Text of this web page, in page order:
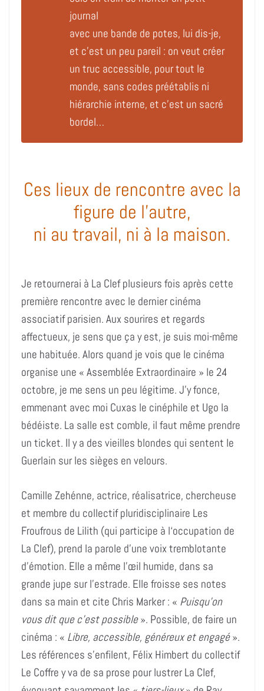
journal
avec une bande de potes, lui dis-je,
et c’est un peu pareil : on veut créer
un truc accessible, pour tout le
monde, sans codes préétablis ni
hiérarchie interne, et c’est un sacré
bordel…
Ces lieux de rencontre avec la
figure de l’autre,
ni au travail, ni à la maison.
Je retournerai à La Clef plusieurs fois après cette
première rencontre avec le dernier cinéma
associatif parisien. Aux sourires et regards
affectueux, je sens que ça y est, je suis moi-même
une habituée. Alors quand je vois que le cinéma
organise une « Assemblée Extraordinaire » le 24
octobre, je me sens un peu légitime. J’y fonce,
emmenant avec moi Cuxas le cinéphile et Ugo la
bédéiste. La salle est comble, il faut même prendre
un ticket. Il y a des vieilles blondes qui sentent le
Guerlain sur les sièges en velours.
Camille Zehénne, actrice, réalisatrice, chercheuse
et membre du collectif pluridisciplinaire Les
Froufrous de Lilith (qui participe à l‘occupation de
La Clef), prend la parole d’une voix tremblotante
d’émotion. Elle a même l’œil humide, dans sa
grande jupe sur l’estrade. Elle froisse ses notes
dans sa main et cite Chris Marker : « Puisqu’on
vous dit que c’est possible». Possible, de faire un
cinéma : « Libre, accessible, généreux et engagé».
Les références s’enfilent, Félix Himbert du collectif
Le Coffre y va de sa prose pour lustrer La Clef,